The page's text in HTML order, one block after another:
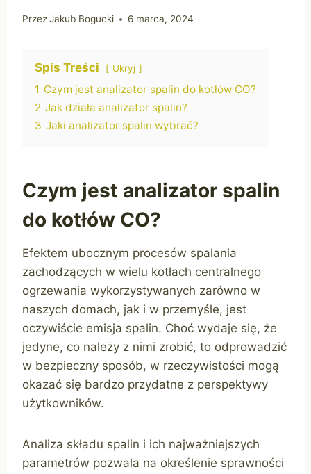
PrzezJakub Bogucki 6 marca, 2024
Spis Treści Ukryj
1 Czym jest analizator spalin do kotłów CO?
2 Jak działa analizator spalin?
3 Jaki analizator spalin wybrać?
Czym jest analizator spalin
do kotłów CO?
Efektem ubocznym procesów spalania
zachodzących w wielu kotłach centralnego
ogrzewania wykorzystywanych zarówno w
naszych domach, jak i w przemyśle, jest
oczywiście emisja spalin. Choć wydaje się, że
jedyne, co należy z nimi zrobić, to odprowadzić
w bezpieczny sposób, w rzeczywistości mogą
okazać się bardzo przydatne z perspektywy
użytkowników.
Analiza składu spalin i ich najważniejszych
parametrów pozwala na określenie sprawności